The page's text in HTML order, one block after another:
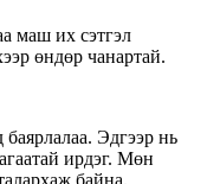
маш их сэтгэл
өндөр чанартай.
Эдгээр нь
ирдэг. Мөн
байна.